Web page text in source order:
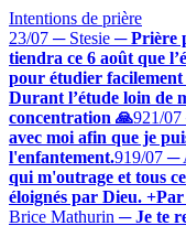
Intentions de prière
23/07 ─ Stesie ─ Prière
tiendra ce 6 août que
pour étudier facilement
Durant l’étude loin de
concentration 🙏921/
avec moi afin que je
l'enfantement.919/07 ─
qui m'outrage et tous
éloignés par Dieu.
Brice Mathurin ─ Je te